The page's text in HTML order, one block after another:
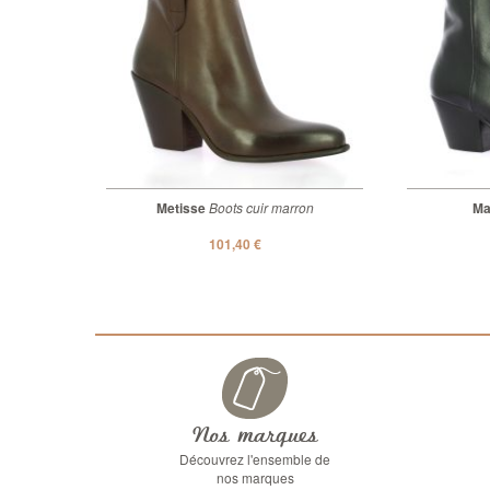
MetisseBoots cuir marron
101,40 €
Nos marques
Découvrez l'ensemble de
nos marques